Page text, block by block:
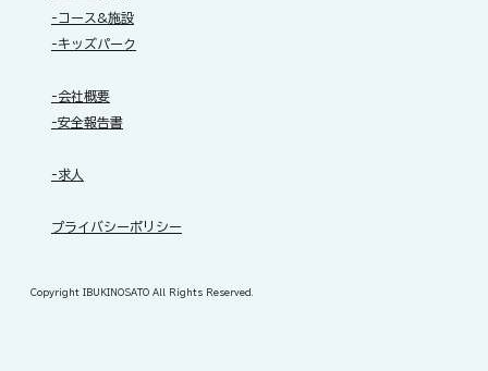
Copyright IBUKINOSATO All Rights Reserved.
-コース&施設
-キッズパーク
-会社概要
-安全報告書
-求人
​プライバシーポリシー